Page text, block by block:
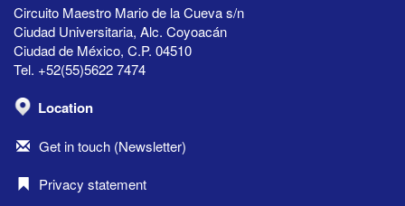
Circuito Maestro Mario de la Cueva s/n
Ciudad Universitaria, Alc. Coyoacán
Ciudad de México, C.P. 04510
Tel. +52(55)5622 7474
Location
Get in touch (Newsletter)
Privacy statement